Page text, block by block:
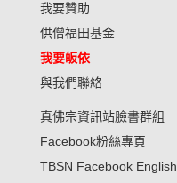
我要贊助
供僧福田基金
我要皈依
與我們聯絡
真佛宗資訊站臉書群組
Facebook粉絲專頁
TBSN Facebook English